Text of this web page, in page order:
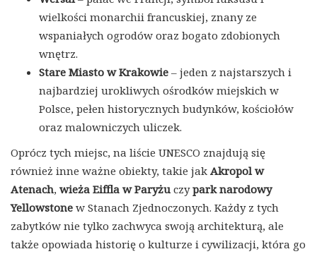
wielkości monarchii francuskiej, znany ze
wspaniałych ogrodów oraz bogato zdobionych
wnętrz.
Stare Miasto w Krakowie – jeden z najstarszych i
najbardziej urokliwych ośrodków miejskich w
Polsce, pełen historycznych budynków, kościołów
oraz malowniczych uliczek.
Oprócz tych miejsc, na liście UNESCO znajdują się
również inne ważne obiekty, takie jak Akropol w
Atenach, wieża Eiffla w Paryżu czypark narodowy
Yellowstone w Stanach Zjednoczonych. Każdy z tych
zabytków nie tylko zachwyca swoją architekturą, ale
także opowiada historię o kulturze i cywilizacji, która go